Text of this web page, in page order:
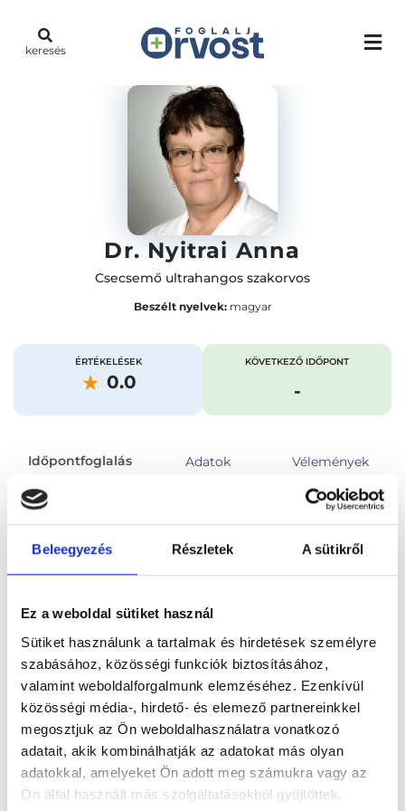
Beleegyezés Részletek A sütikről
Ez a weboldal sütiket használ
Sütiket használunk a tartalmak és hirdetések személyre
szabásához, közösségi funkciók biztosításához,
valamint weboldalforgalmunk elemzéséhez. Ezenkívül
közösségi média-, hirdető- és elemező partnereinkkel
megosztjuk az Ön weboldalhasználatra vonatkozó
adatait, akik kombinálhatják az adatokat más olyan
adatokkal, amelyeket Ön adott meg számukra vagy az
Ön által használt más szolgáltatásokból gyűjtöttek.
keresés
Dr. Nyitrai Anna
Csecsemő ultrahangos szakorvos
Beszélt nyelvek:magyar
ÉRTÉKELÉSEK
0.0
KÖVETKEZŐ IDŐPONT
-
Időpontfoglalás Adatok Vélemények
Foglalj időpontot
Főoldal Orvosok
Csecsemő ultrahangos szakorvos
Csecsemő ultrahangos szakorvos, Budapest, XII.